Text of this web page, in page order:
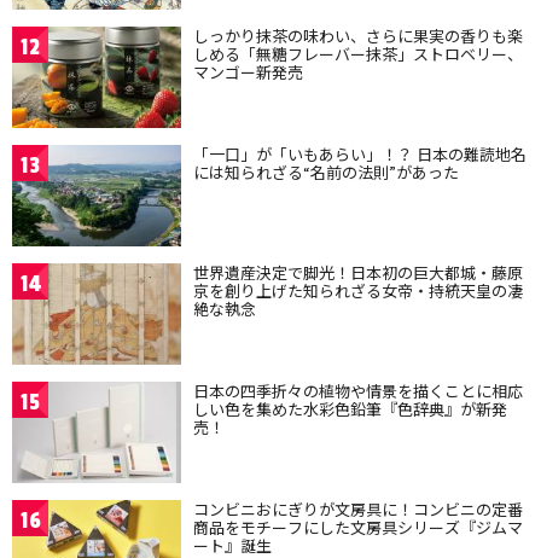
12 しっかり抹茶の味わい、さらに果実の香りも楽
しめる「無糖フレーバー抹茶」ストロベリー、
マンゴー新発売
13 「一口」が「いもあらい」！？ 日本の難読地名
には知られざる“名前の法則”があった
14 世界遺産決定で脚光！日本初の巨大都城・藤原
京を創り上げた知られざる女帝・持統天皇の凄
絶な執念
15 日本の四季折々の植物や情景を描くことに相応
しい色を集めた水彩色鉛筆『色辞典』が新発
売！
16 コンビニおにぎりが文房具に！コンビニの定番
商品をモチーフにした文房具シリーズ『ジムマ
ート』誕生